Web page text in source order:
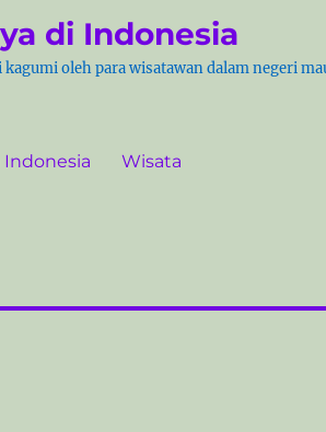
di Indonesia
oleh para wisatawan dalam negeri
Indonesia Wisata